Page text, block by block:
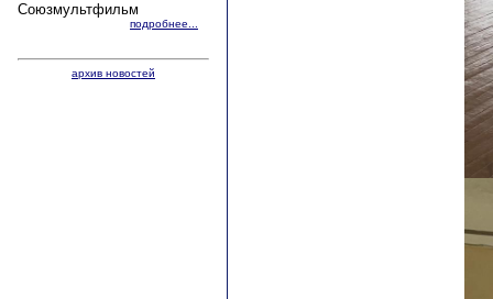
Союзмультфильм
подробнее...
архив новостей